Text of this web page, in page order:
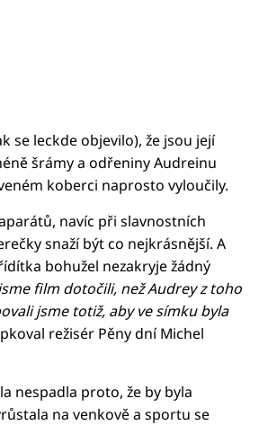
se leckde objevilo), že jsou její
šrámy a odřeniny Audreinu
koberci naprosto vyloučily.
navíc při slavnostních
snaží být co nejkrásnější. A
bohužel nezakryje žádný
jsme film dotočili, než Audrey z toho
jsme totiž, aby ve símku byla
režisér Pěny dní Michel
nespadla proto, že by byla
na venkově a sportu se